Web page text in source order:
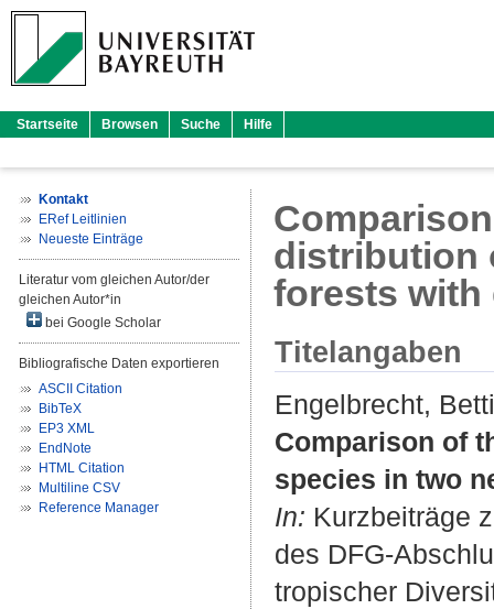
Startseite Browsen Suche Hilfe
Kontakt
ERef Leitlinien
Neueste Einträge
Literatur vom gleichen Autor/der
gleichen Autor*in
bei Google Scholar
Bibliografische Daten exportieren
ASCII Citation
BibTeX
EP3 XML
EndNote
HTML Citation
Multiline CSV
Reference Manager
distribution
forests with
Titelangaben
Engelbrecht,
Comparison of
species in two
In: Kurzbeiträge
des DFG-
tropischer